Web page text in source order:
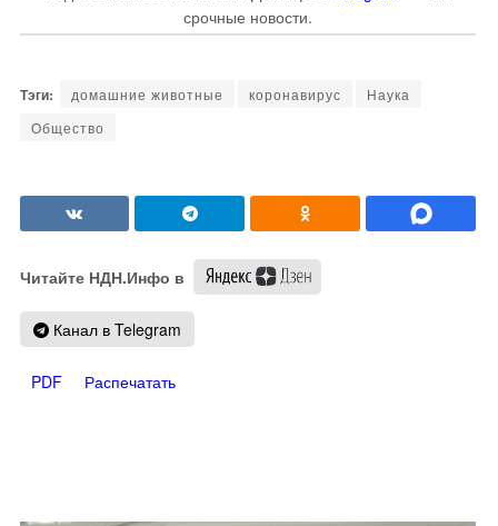
срочные новости.
домашние животные коронавирус
Наука
Общество
Читайте НДН.Инфо в
Канал в Telegram
PDF Распечатать